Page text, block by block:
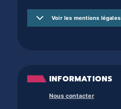
Voir les mentions légales
INFORMATIONS
Nous contacter